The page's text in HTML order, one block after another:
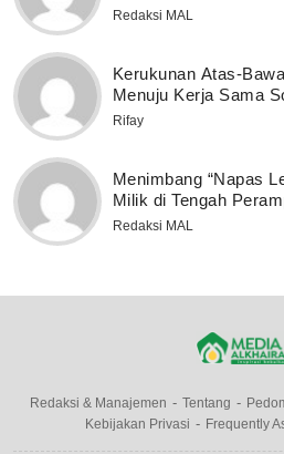
Redaksi MAL
Kerukunan Atas-
Menuju Kerja Sama
Rifay
Menimbang “Napas
Milik di Tengah
Redaksi MAL
Redaksi & Manajemen Tentang
Kebijakan Privasi
Frequently